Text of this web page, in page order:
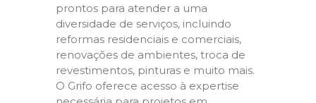
prontos para atender a uma
diversidade de serviços, incluindo
reformas residenciais e comerciais,
renovações de ambientes, troca de
revestimentos, pinturas e muito mais.
O Grifo oferece acesso à expertise